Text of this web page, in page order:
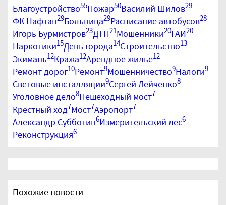
Благоустройство55Пожар50Василий Шилов29
ФК Нафтан29Больница29Расписание автобусов28
Игорь Бурмистров23ДТП21Мошенники20ГАИ20
Наркотики15День города14Строительство13
Экимань12Кража12Арендное жилье12
Ремонт дорог10Ремонт9Мошенничество9Налоги9
Световые инсталляции9Сергей Лейченко8
Уголовное дело8Пешеходный мост7
Крестный ход7Мост7Аэропорт7
Александр Субботин6Измерительский лес6
Реконструкция6
Похожие новости